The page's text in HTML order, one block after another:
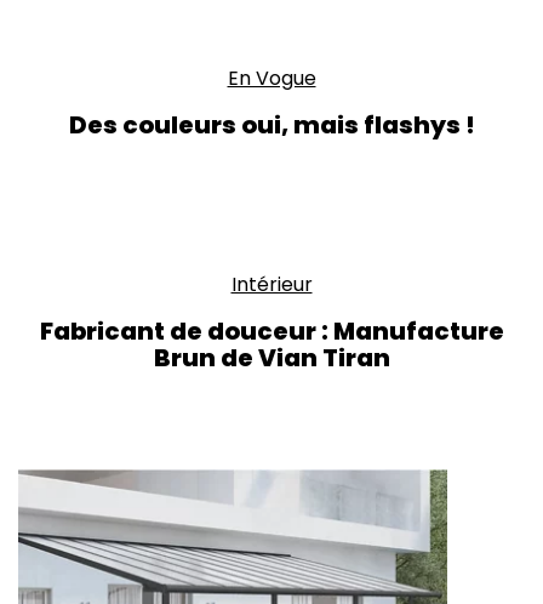
En Vogue
Des couleurs oui, mais flashys !
Intérieur
Fabricant de douceur : Manufacture
Brun de Vian Tiran